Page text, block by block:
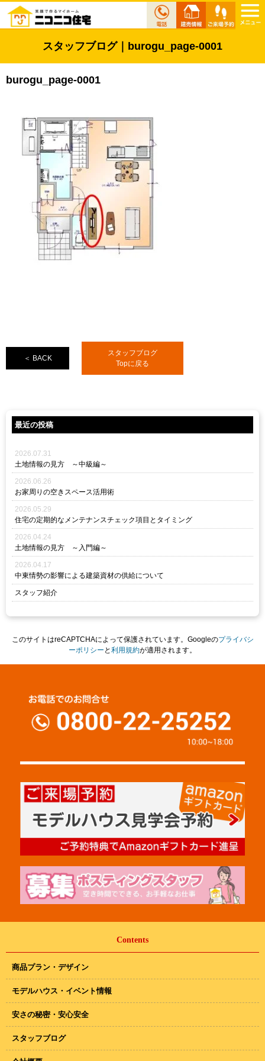
スタッフブログ｜burogu_page-0001
burogu_page-0001
＜ BACK
スタッフブログ
Topに戻る
最近の投稿
2026.07.31
土地情報の見方 ～中級編～
2026.06.26
お家周りの空きスペース活用術
2026.05.29
住宅の定期的なメンテナンスチェック項目とタイミング
2026.04.24
土地情報の見方 ～入門編～
2026.04.17
中東情勢の影響による建築資材の供給について
スタッフ紹介
このサイトはreCAPTCHAによって保護されています。Googleのプライバシ
ーポリシー と利用規約が適用されます。
Contents
商品プラン・デザイン
モデルハウス・イベント情報
安さの秘密・安心安全
スタッフブログ